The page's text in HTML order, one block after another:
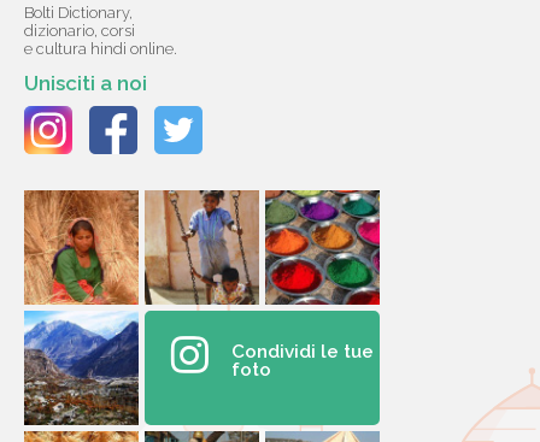
Bolti Dictionary,
dizionario, corsi
e cultura hindi online.
Unisciti a noi
Condividi le tue
foto